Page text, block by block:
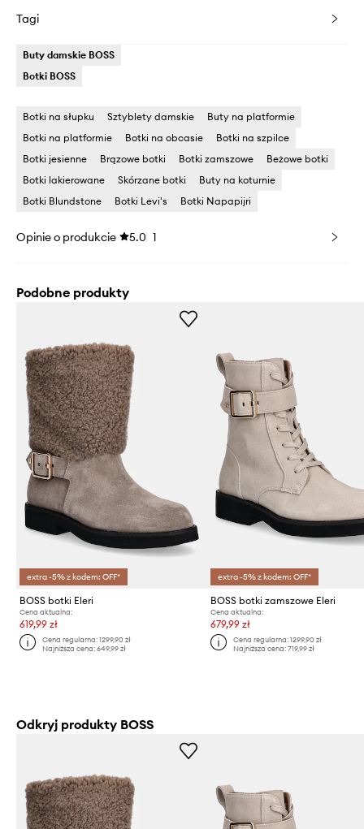
Tagi
Buty damskie BOSS
Botki BOSS
Botki na słupku Sztyblety damskie
Buty na platformie
Botki na platformie
Botki na obcasie
Botki na szpilce
Botki jesienne
Brązowe botki Botki zamszowe
Beżowe botki
Botki lakierowane
Skórzane botki
Buty na koturnie
Botki Blundstone
Botki Levi's Botki Napapijri
Opinie o produkcie 5.0 1
Podobne produkty
extra -5% z kodem: OFF*
BOSS botki Eleri
Cena aktualna:
619,99 zł
Cena regularna:1299,90 zł
Najniższa cena:649,99 zł
extra -5% z kodem: OFF*
BOSS botki zamszowe Eleri
Cena aktualna:
679,99 zł
Cena regularna: 1299,90 zł
Najniższa cena: 719,99 zł
Odkryj produkty BOSS